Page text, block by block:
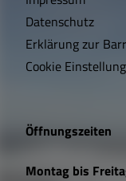
t
i
e
L
Datenschutz
Erklärung zur
Cookie
Öffnungszeiten
Montag bis